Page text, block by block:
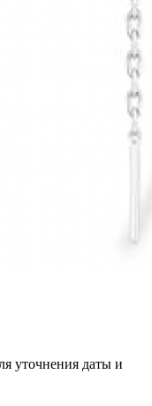
уточнения даты и